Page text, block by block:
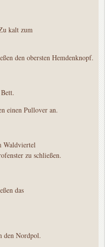
kalt zum
den obersten Hemdenknopf.
einen Pullover an.
Waldviertel
zu schließen.
das
den Nordpol.